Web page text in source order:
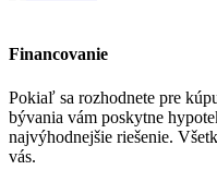
Financovanie
Pokiaľ sa rozhodnete pre
bývania vám poskytne
najvýhodnejšie riešenie.
vás.